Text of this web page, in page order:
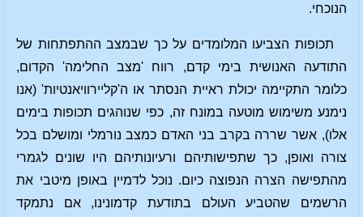
הנוכחי.
תכופות הצביעו המלומדים על כך שבמצב ההתפתחות של
התודעה האנושית בימי קדם, רווח 'מצב החלימה' הקדום,
כלומר התקיימה יכולת ראיית הנסתר או ה'קליירוויאנטיות' (אנו
נימנע משימוש מוטעה במונח זה, כפי שנוהגים תכופות בימים
אלו), אשר שררה בקרב בני האדם כמצב נורמלי ומושלם בכל
צורה ואופן, כך שתפישותיהם ורעיונותיהם היו שונים לגמרי
מהתפישה הצרה הנפוצה כיום. נוכל לדמיין באופן מיטבי את
הרשמים שהטביע העולם בתודעת קדמונינו, אם נתמקד